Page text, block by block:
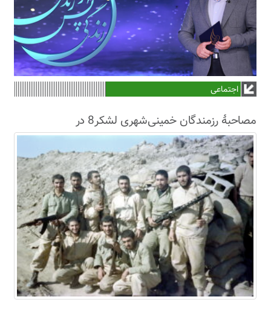
اجتماعی
مصاحبۀ رزمندگان خمینی‌شهری لشکر8 در
سال63+فیلم